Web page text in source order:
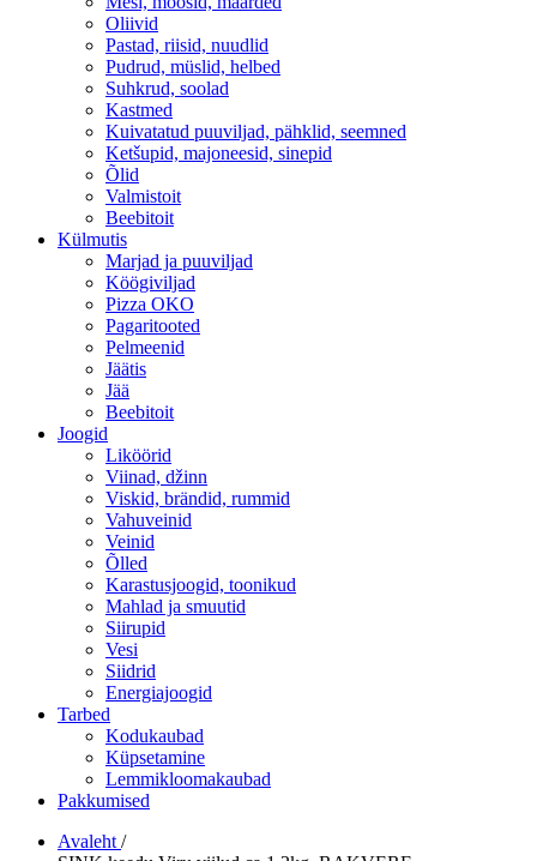
Oliivid
Pastad, riisid, nuudlid
Pudrud, müslid, helbed
Suhkrud, soolad
Kastmed
Kuivatatud puuviljad, pähklid, seemned
Ketšupid, majoneesid, sinepid
Õlid
Valmistoit
Beebitoit
Külmutis
Marjad ja puuviljad
Köögiviljad
Pizza OKO
Pagaritooted
Pelmeenid
Jäätis
Jää
Beebitoit
Joogid
Liköörid
Viinad, džinn
Viskid, brändid, rummid
Vahuveinid
Veinid
Õlled
Karastusjoogid, toonikud
Mahlad ja smuutid
Siirupid
Vesi
Siidrid
Energiajoogid
Tarbed
Kodukaubad
Küpsetamine
Lemmikloomakaubad
Pakkumised
Avaleht /